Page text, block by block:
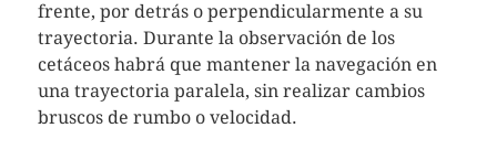
frente, por detrás o perpendicularmente a su
trayectoria. Durante la observación de los
cetáceos habrá que mantener la navegación en
una trayectoria paralela, sin realizar cambios
bruscos de rumbo o velocidad.